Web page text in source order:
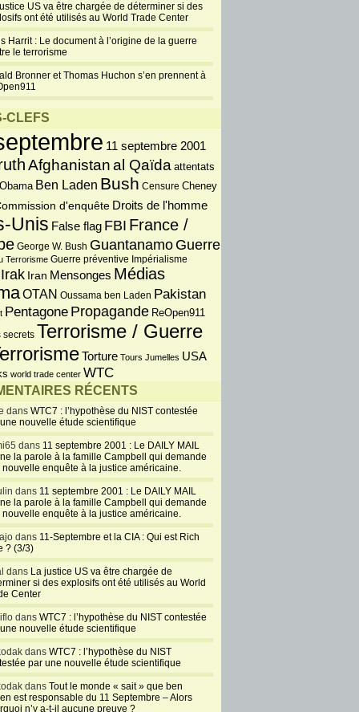
sur les
actes de torture »
Depuis les attentats du
Bush ont été mis en lumière – tels
viols et transgressions de la loi remontant...
4 Commentaires
Un procès de
Guantanamo va bien se
tenir à New York
avril 7, 2011
Au travers de ce titre
"prometteur", la journaliste
semble interpeler l’administration Obama
décision de faire juger les cinq suspects
le cerveau...
Poster un commentaire
US va être chargée de déterminer si des
ont été utilisés au World Trade Center
Harrit : Le document à l’origine de la guerre
le terrorisme
Bronner et Thomas Huchon s’en prennent à
CLEFS
11 septembre 2001
Afghanistanal Qaïda attentats
Ben Laden Bush Censure Cheney
d'enquête Droits de l'homme
Unis False flag FBI France /
George W. Bush Guantanamo Guerre
Terrorisme Guerre préventive Impérialisme
Irak Iran Mensonges Médias
OTAN Oussama ben Laden Pakistan
Pentagone Propagande ReOpen911
secrets Terrorisme / Guerre
Torture Tours Jumelles USA
world trade center WTC
RÉCENTS
dans WTC7 : l’hypothèse du NIST contestée
nouvelle étude scientifique
dans 11 septembre 2001 : Le DAILY MAIL
la parole à la famille Campbell qui demande
nouvelle enquête à la justice américaine.
dans 11 septembre 2001 : Le DAILY MAIL
la parole à la famille Campbell qui demande
nouvelle enquête à la justice américaine.
dans 11-Septembre et la CIA : Qui est Rich
? (3/3)
dans La justice US va être chargée de
si des explosifs ont été utilisés au World
Center
dans WTC7 : l’hypothèse du NIST contestée
nouvelle étude scientifique
dans WTC7 : l’hypothèse du NIST
par une nouvelle étude scientifique
dans Tout le monde « sait » que ben
est responsable du 11 Septembre – Alors
n’y a-t-il aucune preuve ?